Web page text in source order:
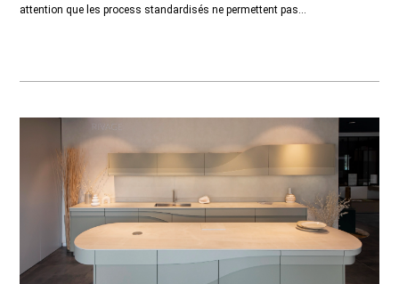
attention que les process standardisés ne permettent pas...